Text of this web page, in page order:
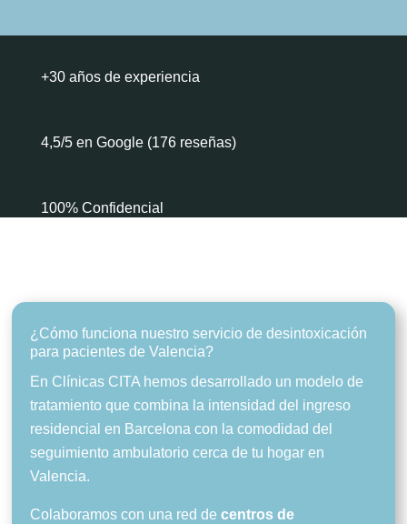
+30 años de experiencia
4,5/5 en Google (176 reseñas)
100% Confidencial
¿Cómo funciona nuestro servicio de desintoxicación
para pacientes de Valencia?
En Clínicas CITA hemos desarrollado un modelo de
tratamiento que combina la intensidad del ingreso
residencial en Barcelona con la comodidad del
seguimiento ambulatorio cerca de tu hogar en
Valencia.
Colaboramos con una red de centros de